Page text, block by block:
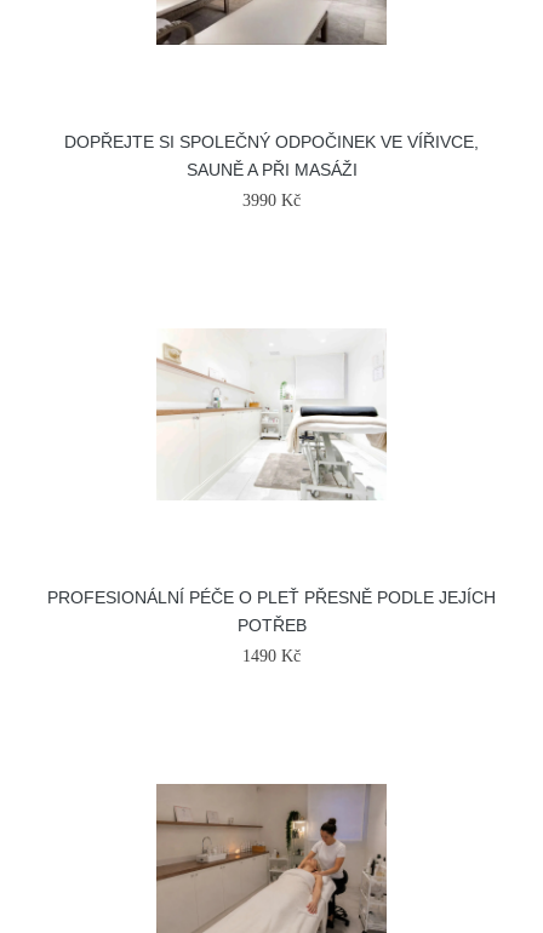
DOPŘEJTE SI SPOLEČNÝ ODPOČINEK VE VÍŘIVCE,
SAUNĚ A PŘI MASÁŽI
3990 Kč
PROFESIONÁLNÍ PÉČE O PLEŤ PŘESNĚ PODLE JEJÍCH
POTŘEB
1490 Kč